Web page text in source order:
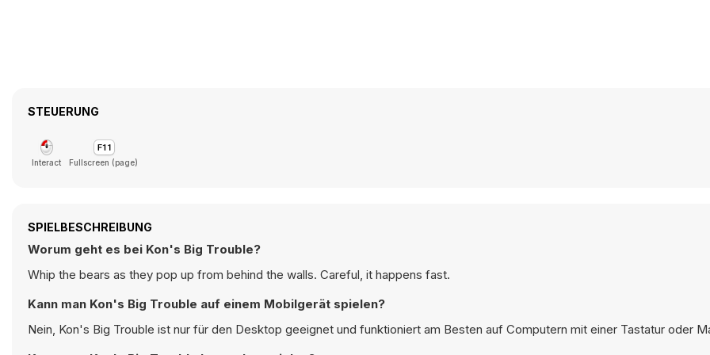
STEUERUNG
Interact Fullscreen (page)
SPIELBESCHREIBUNG
Worum geht es bei Kon's Big Trouble?
Whip the bears as they pop up from behind the walls. Careful, it happens fast.
Kann man Kon's Big Trouble auf einem Mobilgerät spielen?
Nein, Kon's Big Trouble ist nur für den Desktop geeignet und funktioniert am Besten auf Computern mit einer Tastatur oder